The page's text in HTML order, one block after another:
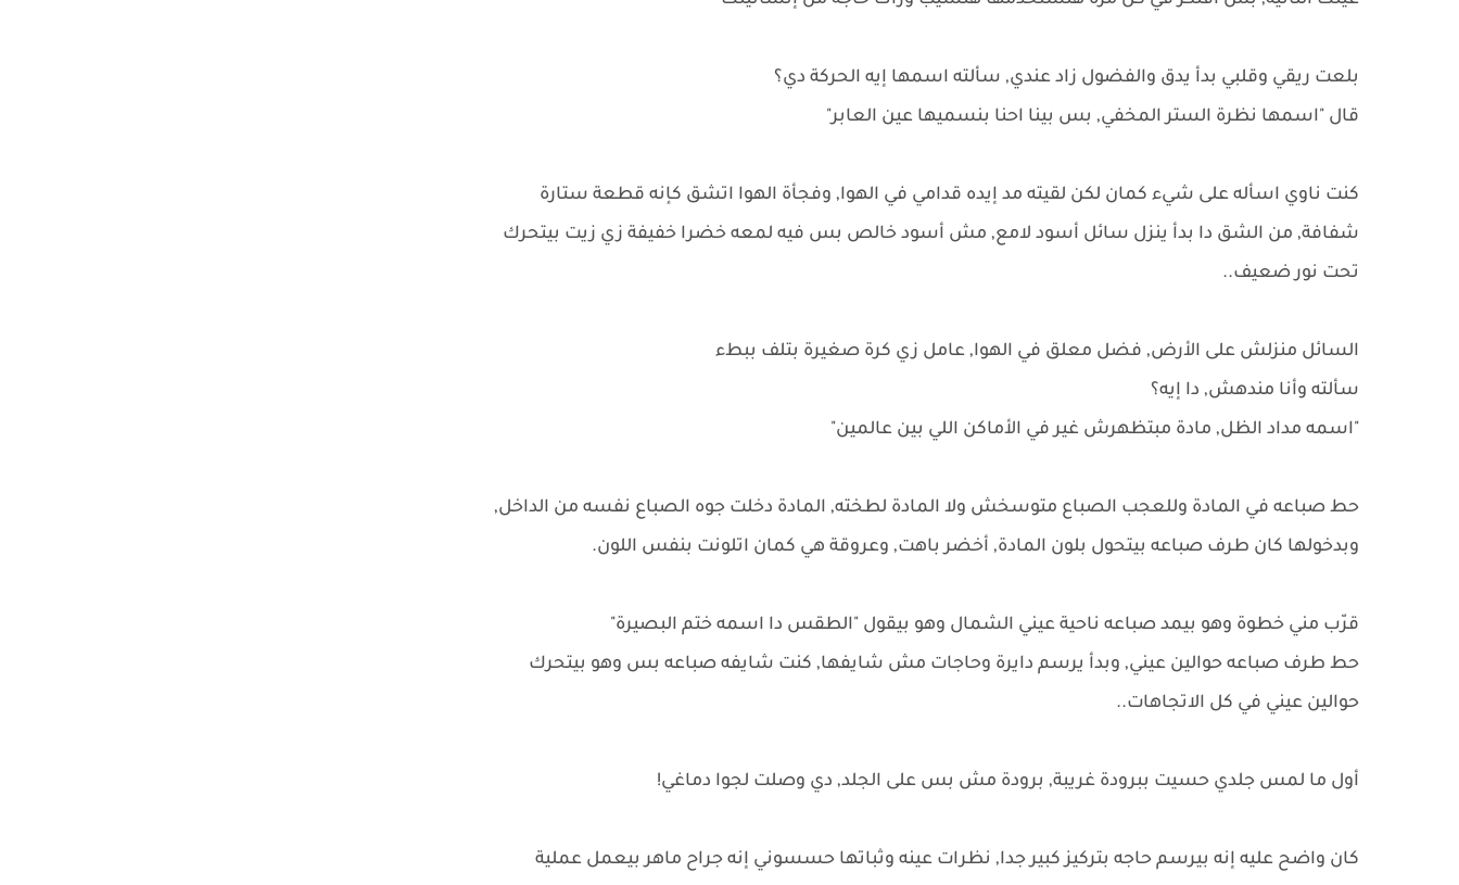
بلعت ريقي وقلبي بدأ يدق والفضول زاد عندي, سألته اسمها إيه الحركة دي؟
قال "اسمها نظرة الستر المخفي, بس بينا احنا بنسميها عين العابر"
كنت ناوي اسأله على شيء كمان لكن لقيته مد إيده قدامي في الهوا, وفجأة الهوا اتشق كإنه قطعة ستارة
شفافة, من الشق دا بدأ ينزل سائل أسود لامع, مش أسود خالص بس فيه لمعه خضرا خفيفة زي زيت بيتحرك
تحت نور ضعيف..
السائل منزلش على الأرض, فضل معلق في الهوا, عامل زي كرة صغيرة بتلف ببطء
سألته وأنا مندهش, دا إيه؟
"اسمه مداد الظل, مادة مبتظهرش غير في الأماكن اللي بين عالمين"
حط صباعه في المادة وللعجب الصباع متوسخش ولا المادة لطخته, المادة دخلت جوه الصباع نفسه من الداخل,
وبدخولها كان طرف صباعه بيتحول بلون المادة, أخضر باهت, وعروقة هي كمان اتلونت بنفس اللون.
قرّب مني خطوة وهو بيمد صباعه ناحية عيني الشمال وهو بيقول "الطقس دا اسمه ختم البصيرة"
حط طرف صباعه حوالين عيني, وبدأ يرسم دايرة وحاجات مش شايفها, كنت شايفه صباعه بس وهو بيتحرك
حوالين عيني في كل الاتجاهات..
أول ما لمس جلدي حسيت ببرودة غريبة, برودة مش بس على الجلد, دي وصلت لجوا دماغي!
كان واضح عليه إنه بيرسم حاجه بتركيز كبير جدا, نظرات عينه وثباتها حسسوني إنه جراح ماهر بيعمل عملية